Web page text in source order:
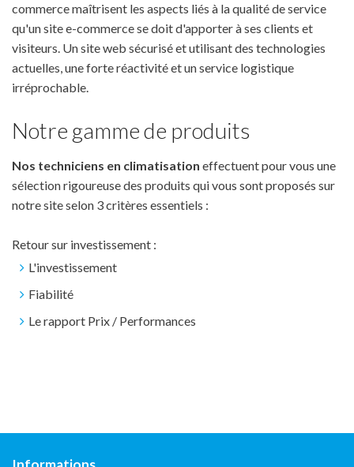
commerce maîtrisent les aspects liés à la qualité de service
qu'un site e-commerce se doit d'apporter à ses clients et
visiteurs. Un site web sécurisé et utilisant des technologies
actuelles, une forte réactivité et un service logistique
irréprochable.
Notre gamme de produits
Nos techniciens en climatisation effectuent pour vous une
sélection rigoureuse des produits qui vous sont proposés sur
notre site selon 3 critères essentiels :
Retour sur investissement :
L'investissement
Fiabilité
Le rapport Prix / Performances